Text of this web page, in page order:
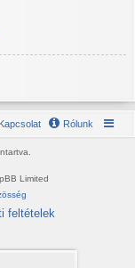
Rólunk
Kapcsolat
Limited
feltételek